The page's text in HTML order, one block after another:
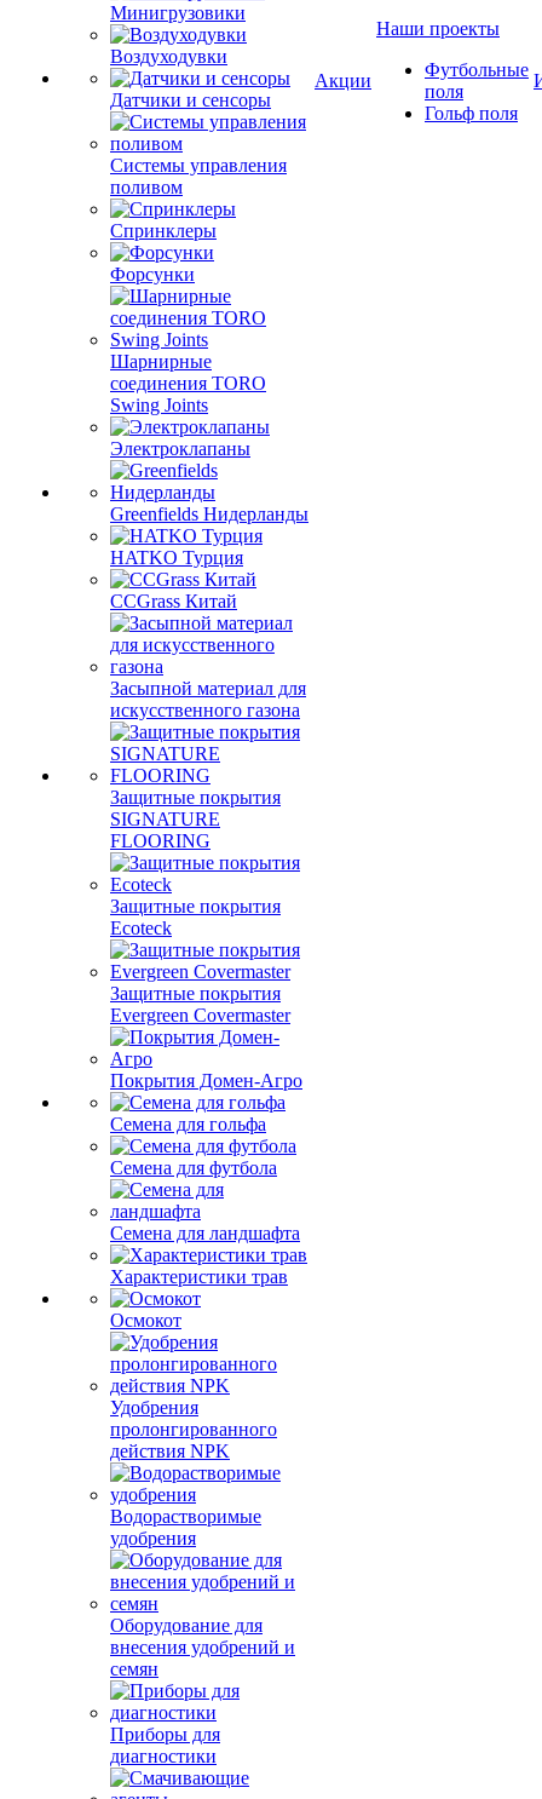
Минигрузовики
Воздуходувки
Датчики и сенсоры
Системы управления
поливом
Спринклеры
Форсунки
Шарнирные
соединения TORO
Swing Joints
Электроклапаны
Greenfields Нидерланды
HATKO Турция
CCGrass Китай
Засыпной материал для
искусственного газона
Защитные покрытия
SIGNATURE
FLOORING
Защитные покрытия
Ecoteck
Защитные покрытия
Evergreen Covermaster
Покрытия Домен-Агро
Семена для гольфа
Семена для футбола
Семена для ландшафта
Характеристики трав
Осмокот
Удобрения
пролонгированного
действия NPK
Водорастворимые
удобрения
Оборудование для
внесения удобрений и
семян
Приборы для
диагностики
Акции
Наши проекты
Футбольные
поля
Гольф поля